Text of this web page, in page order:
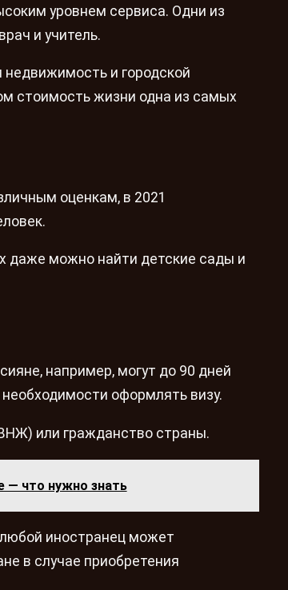
уровнем сервиса. Одни из
и учитель.
недвижимость и городской
стоимость жизни одна из самых
оценкам, в 2021
даже можно найти детские сады и
например, могут до 90 дней
оформлять визу.
или гражданство страны.
— что нужно знать
иностранец может
в случае приобретения